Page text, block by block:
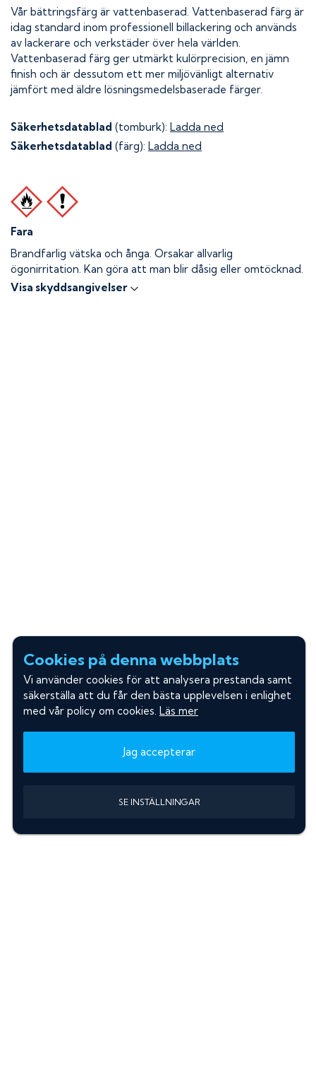
Vår bättringsfärg är vattenbaserad. Vattenbaserad färg är
idag standard inom professionell billackering och används
av lackerare och verkstäder över hela världen.
Vattenbaserad färg ger utmärkt kulörprecision, en jämn
finish och är dessutom ett mer miljövänligt alternativ
jämfört med äldre lösningsmedelsbaserade färger.
Säkerhetsdatablad (tomburk): Ladda ned
Säkerhetsdatablad (färg): Ladda ned
Fara
Brandfarlig vätska och ånga. Orsakar allvarlig
ögonirritation. Kan göra att man blir dåsig eller omtöcknad.
Visa skyddsangivelser
Cookies på denna webbplats
Vi använder cookies för att analysera prestanda samt
säkerställa att du får den bästa upplevelsen i enlighet
med vår policy om cookies. Läs mer
Jag accepterar
SE INSTÄLLNINGAR